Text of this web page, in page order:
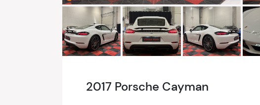
2017 Porsche Cayman